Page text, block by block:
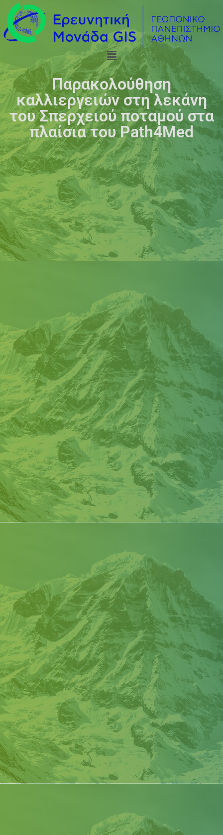
Παρακολούθηση
καλλιεργειών στη λεκάνη
του Σπερχειού ποταμού στα
πλαίσια του Path4Med